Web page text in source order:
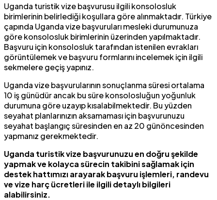
Uganda turistik vize başvurusu ilgili konsolosluk
birimlerinin belirlediği koşullara göre alınmaktadır. Türkiye
çapında Uganda vize başvuruları mesleki durumunuza
göre konsolosluk birimlerinin üzerinden yapılmaktadır.
Başvuru için konsolosluk tarafından istenilen evrakları
görüntülemek ve başvuru formlarını incelemek için ilgili
sekmelere geçiş yapınız.
Uganda vize başvurularının sonuçlanma süresi ortalama
10 iş günüdür ancak bu süre konsolosluğun yoğunluk
durumuna göre uzayıp kısalabilmektedir. Bu yüzden
seyahat planlarınızın aksamaması için başvurunuzu
seyahat başlangıç süresinden en az 20 günöncesinden
yapmanız gerekmektedir.
Uganda turistik vize başvurunuzu en doğru şekilde
yapmak ve kolayca sürecin takibini sağlamak için
destek hattımızı arayarak başvuru işlemleri, randevu
ve vize harç ücretleri ile ilgili detaylı bilgileri
alabilirsiniz.